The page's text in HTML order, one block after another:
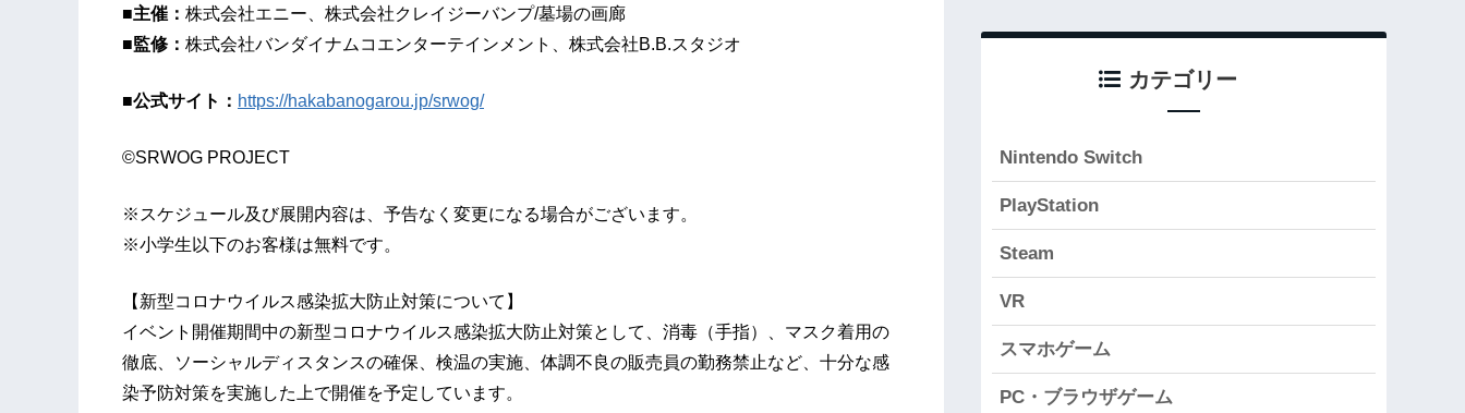
■主催： 株式会社エニー、株式会社クレイジーバンプ/墓場の画廊
■監修： 株式会社バンダイナムコエンターテインメント、株式会社B.B.スタジオ
■公式サイト： https://hakabanogarou.jp/srwog/
©SRWOG PROJECT
※スケジュール及び展開内容は、予告なく変更になる場合がございます。
※小学生以下のお客様は無料です。
【新型コロナウイルス感染拡大防止対策について】
イベント開催期間中の新型コロナウイルス感染拡大防止対策として、消毒（手指）、マスク着用の
徹底、ソーシャルディスタンスの確保、検温の実施、体調不良の販売員の勤務禁止など、十分な感
染予防対策を実施した上で開催を予定しています。
カテゴリー
Nintendo Switch
PlayStation
Steam
VR
スマホゲーム
PC・ブラウザゲーム